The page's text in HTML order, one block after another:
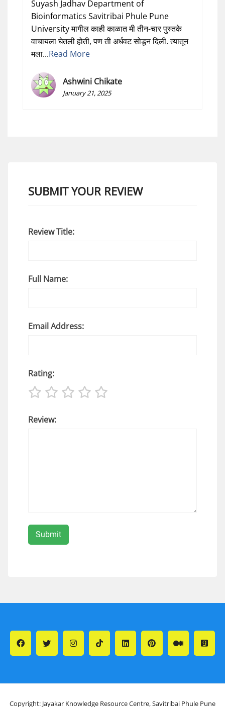
Suyash Jadhav Department of
Bioinformatics Savitribai Phule Pune
University मागील काही काळात मी तीन-चार पुस्तके
वाचायला घेतली होती, पण ती अर्धवट सोडून दिली. त्यातून
मला...Read More
Ashwini Chikate
January 21, 2025
SUBMIT YOUR REVIEW
Review Title:
Full Name:
Email Address:
Rating:
Review:
Copyright: Jayakar Knowledge Resource Centre, Savitribai Phule Pune